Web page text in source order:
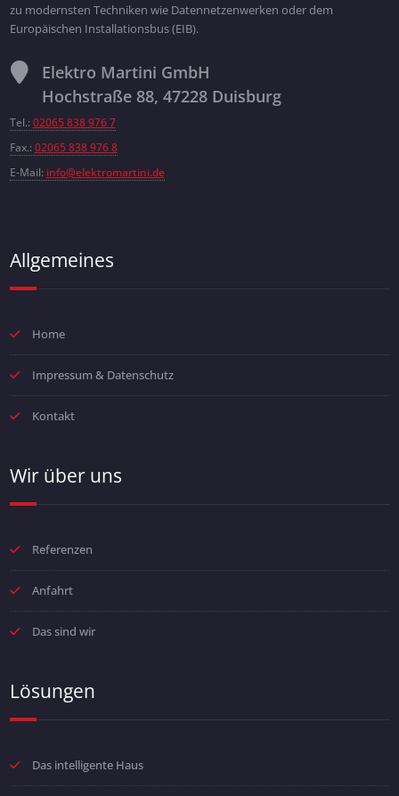
zu modernsten Techniken wie Datennetzenwerken oder dem
Europäischen Installationsbus (EIB).
Elektro Martini GmbH
Hochstraße 88, 47228 Duisburg
Tel.: 02065 838 976 7
Fax.: 02065 838 976 8
E-Mail: info@elektromartini.de
Allgemeines
Home
Impressum & Datenschutz
Kontakt
Wir über uns
Referenzen
Anfahrt
Das sind wir
Lösungen
Das intelligente Haus